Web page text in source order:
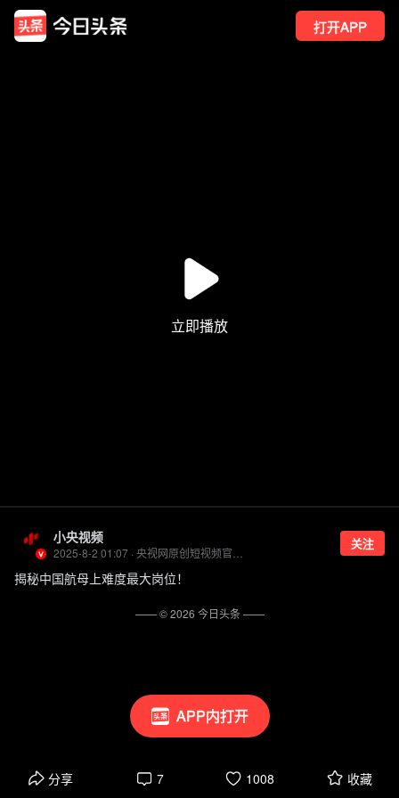
打开APP
APP内打开
小央视频 关注
揭秘中国航母上难度最大岗位！
分享 7 1008 收藏
—— ©2026 今日头条——